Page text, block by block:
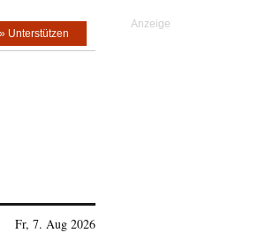
» Unterstützen
Fr, 7. Aug 2026